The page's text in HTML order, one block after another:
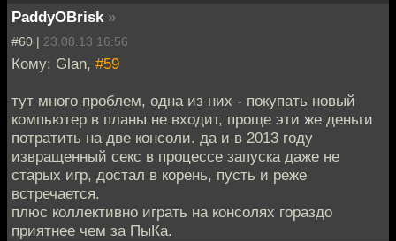
PaddyOBrisk »
#60 | 23.08.13 16:56
Кому: Glan, #59
тут много проблем, одна из них - покупать новый
компьютер в планы не входит, проще эти же деньги
потратить на две консоли. да и в 2013 году
извращенный секс в процессе запуска даже не
старых игр, достал в корень, пусть и реже
встречается.
плюс коллективно играть на консолях гораздо
приятнее чем за ПыКа.